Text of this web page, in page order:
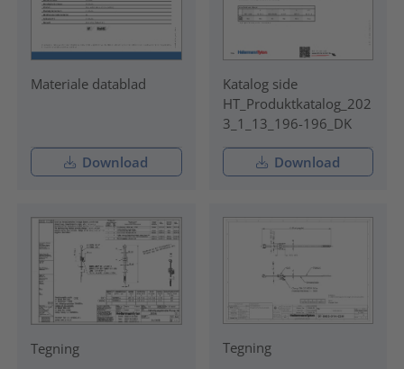
Materiale datablad
Download
Katalog side
HT_Produktkatalog_202
3_1_13_196-196_DK
Download
Tegning Tegning